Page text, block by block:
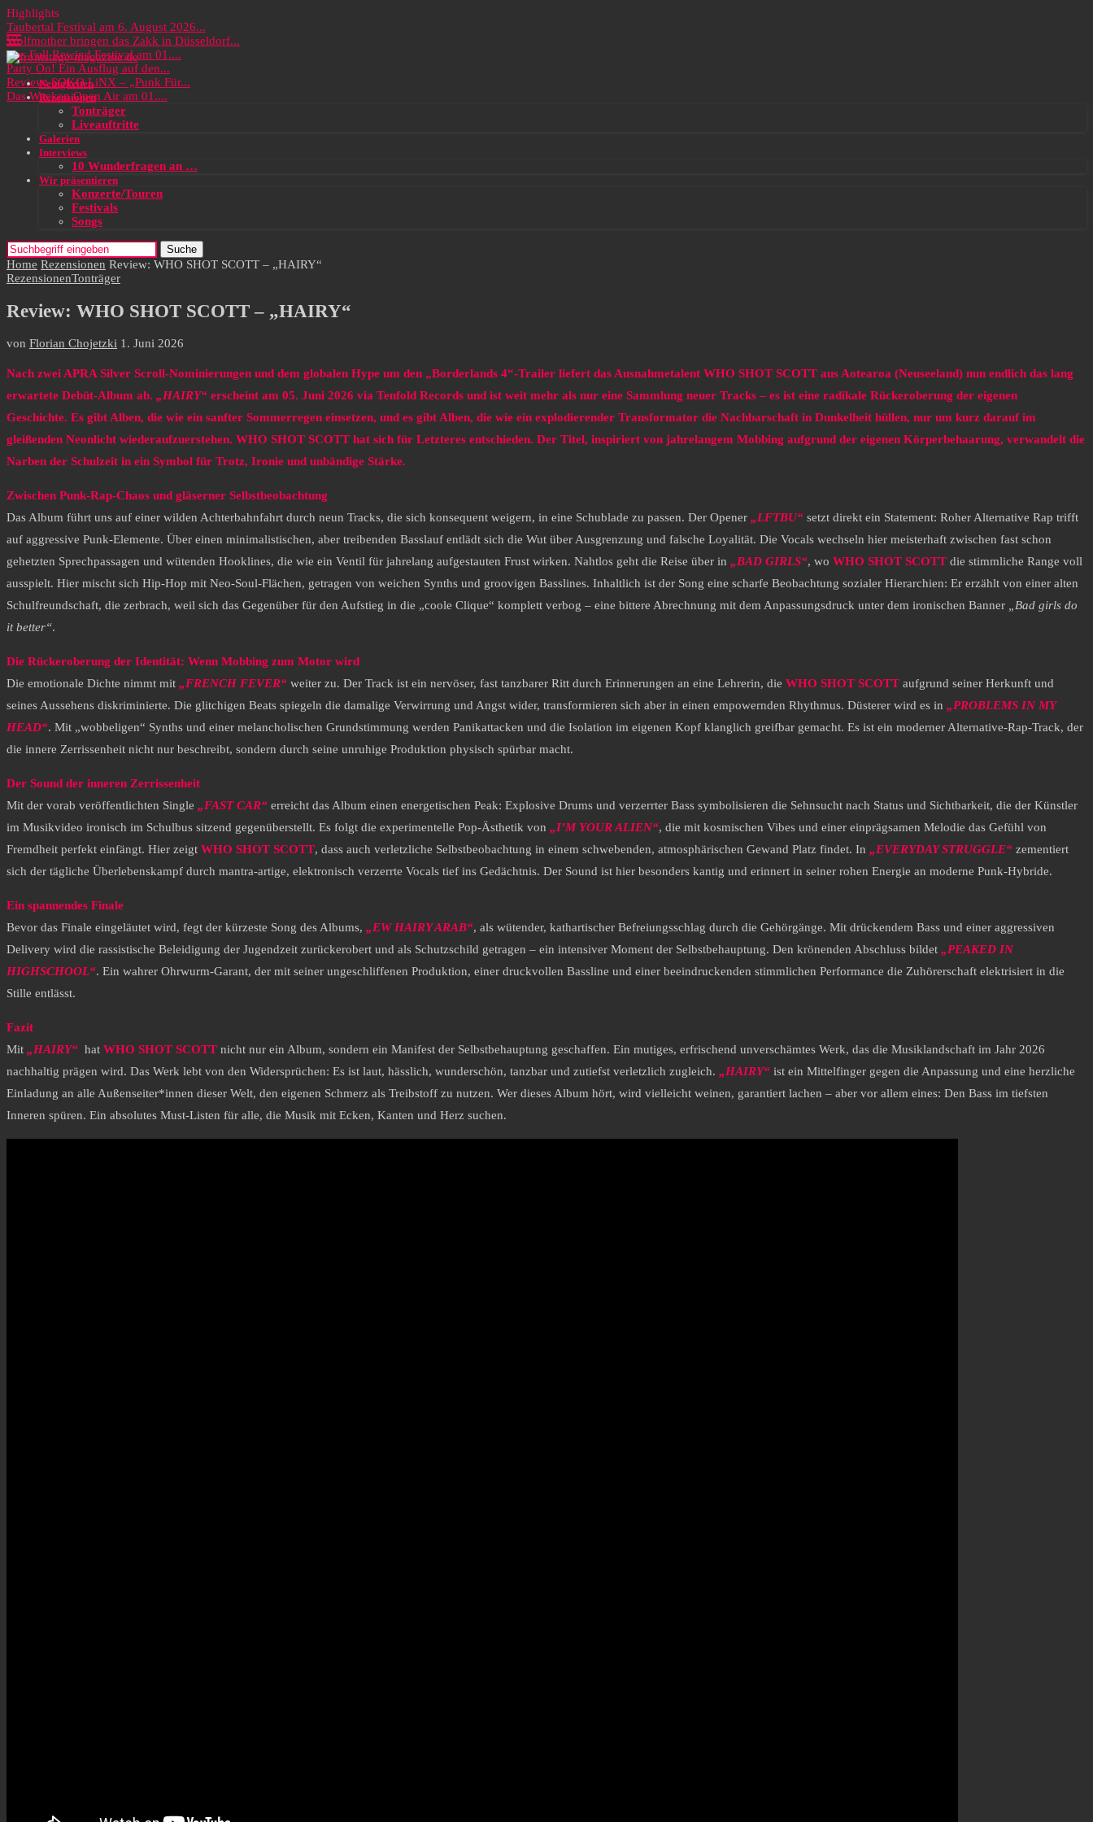
Highlights
Taubertal Festival am 6. August 2026...
Wolfmother bringen das Zakk in Düsseldorf...
Das Full Rewind Festival am 01....
Party On! Ein Ausflug auf den...
Review: SOKO LiNX – „Punk Für...
Das Wacken Open Air am 01....
Neuigkeiten
Rezensionen
Tonträger
Liveauftritte
Galerien
Interviews
10 Wunderfragen an …
Wir präsentieren
Konzerte/Touren
Festivals
Songs
Suche
Home Rezensionen Review: WHO SHOT SCOTT – „HAIRY“
RezensionenTonträger
Review: WHO SHOT SCOTT – „HAIRY“
von Florian Chojetzki 1. Juni 2026
Nach zwei APRA Silver Scroll-Nominierungen und dem globalen Hype um den „Borderlands 4“-Trailer liefert das Ausnahmetalent WHO SHOT SCOTT aus Aotearoa (Neuseeland) nun endlich das lang
erwartete Debüt-Album ab. „HAIRY“ erscheint am 05. Juni 2026 via Tenfold Records und ist weit mehr als nur eine Sammlung neuer Tracks – es ist eine radikale Rückeroberung der eigenen
Geschichte. Es gibt Alben, die wie ein sanfter Sommerregen einsetzen, und es gibt Alben, die wie ein explodierender Transformator die Nachbarschaft in Dunkelheit hüllen, nur um kurz darauf im
gleißenden Neonlicht wiederaufzuerstehen. WHO SHOT SCOTT hat sich für Letzteres entschieden. Der Titel, inspiriert von jahrelangem Mobbing aufgrund der eigenen Körperbehaarung, verwandelt die
Narben der Schulzeit in ein Symbol für Trotz, Ironie und unbändige Stärke.
Zwischen Punk-Rap-Chaos und gläserner Selbstbeobachtung
​Das Album führt uns auf einer wilden Achterbahnfahrt durch neun Tracks, die sich konsequent weigern, in eine Schublade zu passen. Der Opener „LFTBU“ setzt direkt ein Statement: Roher Alternative Rap trifft
auf aggressive Punk-Elemente. Über einen minimalistischen, aber treibenden Basslauf entlädt sich die Wut über Ausgrenzung und falsche Loyalität. Die Vocals wechseln hier meisterhaft zwischen fast schon
gehetzten Sprechpassagen und wütenden Hooklines, die wie ein Ventil für jahrelang aufgestauten Frust wirken. Nahtlos geht die Reise über in „BAD GIRLS“, wo WHO SHOT SCOTT die stimmliche Range voll
ausspielt. Hier mischt sich Hip-Hop mit Neo-Soul-Flächen, getragen von weichen Synths und groovigen Basslines. Inhaltlich ist der Song eine scharfe Beobachtung sozialer Hierarchien: Er erzählt von einer alten
Schulfreundschaft, die zerbrach, weil sich das Gegenüber für den Aufstieg in die „coole Clique“ komplett verbog – eine bittere Abrechnung mit dem Anpassungsdruck unter dem ironischen Banner „Bad girls do
it better“.
Die Rückeroberung der Identität: Wenn Mobbing zum Motor wird
Die emotionale Dichte nimmt mit „FRENCH FEVER“ weiter zu. Der Track ist ein nervöser, fast tanzbarer Ritt durch Erinnerungen an eine Lehrerin, die WHO SHOT SCOTT aufgrund seiner Herkunft und
seines Aussehens diskriminierte. Die glitchigen Beats spiegeln die damalige Verwirrung und Angst wider, transformieren sich aber in einen empowernden Rhythmus. Düsterer wird es in „PROBLEMS IN MY
HEAD“. Mit „wobbeligen“ Synths und einer melancholischen Grundstimmung werden Panikattacken und die Isolation im eigenen Kopf klanglich greifbar gemacht. Es ist ein moderner Alternative-Rap-Track, der
die innere Zerrissenheit nicht nur beschreibt, sondern durch seine unruhige Produktion physisch spürbar macht.
Der Sound der inneren Zerrissenheit
Mit der vorab veröffentlichten Single „FAST CAR“ erreicht das Album einen energetischen Peak: Explosive Drums und verzerrter Bass symbolisieren die Sehnsucht nach Status und Sichtbarkeit, die der Künstler
im Musikvideo ironisch im Schulbus sitzend gegenüberstellt. Es folgt die experimentelle Pop-Ästhetik von „I’M YOUR ALIEN“, die mit kosmischen Vibes und einer einprägsamen Melodie das Gefühl von
Fremdheit perfekt einfängt. Hier zeigt WHO SHOT SCOTT, dass auch verletzliche Selbstbeobachtung in einem schwebenden, atmosphärischen Gewand Platz findet. In „EVERYDAY STRUGGLE“ zementiert
sich der tägliche Überlebenskampf durch mantra-artige, elektronisch verzerrte Vocals tief ins Gedächtnis. Der Sound ist hier besonders kantig und erinnert in seiner rohen Energie an moderne Punk-Hybride.
Ein spannendes Finale
Bevor das Finale eingeläutet wird, fegt der kürzeste Song des Albums, „EW HAIRY ARAB“, als wütender, kathartischer Befreiungsschlag durch die Gehörgänge. Mit drückendem Bass und einer aggressiven
Delivery wird die rassistische Beleidigung der Jugendzeit zurückerobert und als Schutzschild getragen – ein intensiver Moment der Selbstbehauptung. Den krönenden Abschluss bildet „PEAKED IN
HIGHSCHOOL“. Ein wahrer Ohrwurm-Garant, der mit seiner ungeschliffenen Produktion, einer druckvollen Bassline und einer beeindruckenden stimmlichen Performance die Zuhörerschaft elektrisiert in die
Stille entlässt.
Fazit
Mit „HAIRY“ hat WHO SHOT SCOTT nicht nur ein Album, sondern ein Manifest der Selbstbehauptung geschaffen. Ein mutiges, erfrischend unverschämtes Werk, das die Musiklandschaft im Jahr 2026
nachhaltig prägen wird. Das Werk lebt von den Widersprüchen: Es ist laut, hässlich, wunderschön, tanzbar und zutiefst verletzlich zugleich. „HAIRY“ ist ein Mittelfinger gegen die Anpassung und eine herzliche
Einladung an alle Außenseiter*innen dieser Welt, den eigenen Schmerz als Treibstoff zu nutzen. Wer dieses Album hört, wird vielleicht weinen, garantiert lachen – aber vor allem eines: Den Bass im tiefsten
Inneren spüren. Ein absolutes Must-Listen für alle, die Musik mit Ecken, Kanten und Herz suchen.